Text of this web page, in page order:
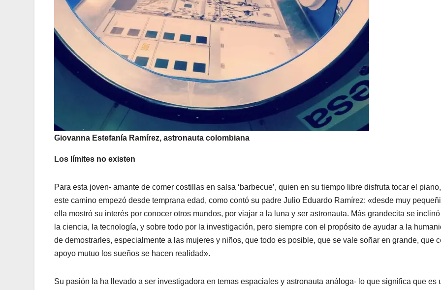
Giovanna Estefanía Ramírez, astronauta colombiana
Los límites no existen
Para esta joven- amante de comer costillas en salsa ‘barbecue’, quien en su tiempo libre disfruta tocar el piano,
este camino empezó desde temprana edad, como contó su padre Julio Eduardo Ramírez: «desde muy
ella mostró su interés por conocer otros mundos, por viajar a la luna y ser astronauta. Más grandecita se
la ciencia, la tecnología, y sobre todo por la investigación, pero siempre con el propósito de ayudar a la
de demostrarles, especialmente a las mujeres y niños, que todo es posible, que se vale soñar en grande, que
apoyo mutuo los sueños se hacen realidad».
Su pasión la ha llevado a ser investigadora en temas espaciales y astronauta análoga- lo que significa que es